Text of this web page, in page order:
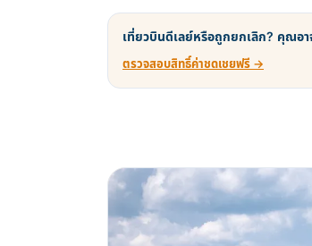
เที่ยวบินดีเลย์หรือถูกยกเลิก? คุณอา
ตรวจสอบสิทธิ์ค่าชดเชยฟรี →